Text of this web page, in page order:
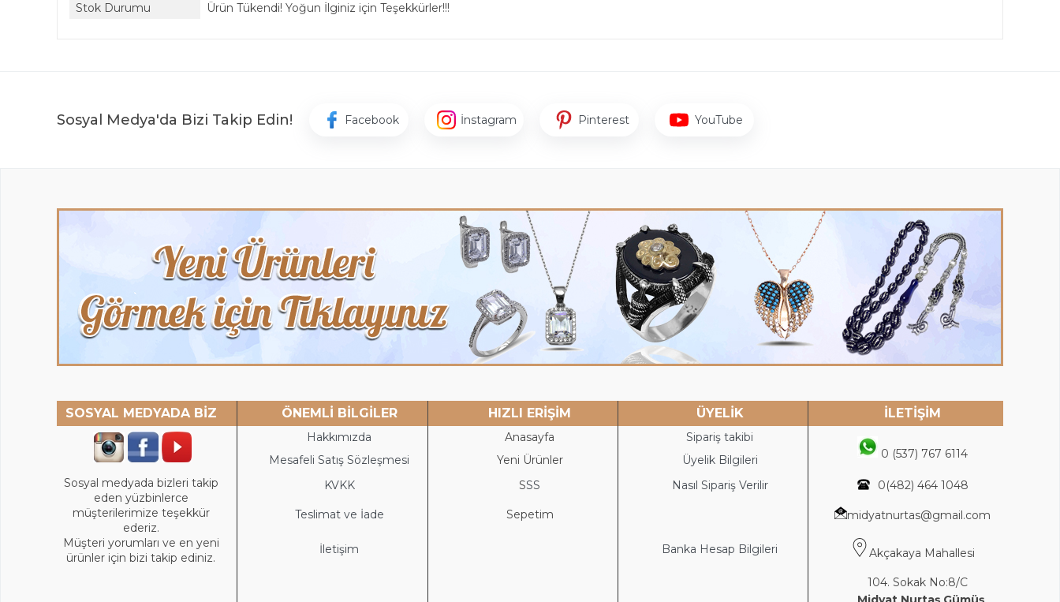
Stok Durumu
Ürün Tükendi! Yoğun İlginiz için Teşekkürler!!!
Sosyal Medya'da Bizi Takip Edin! Facebook İnstagram Pinterest YouTube
SOSYAL MEDYADA BİZ ÖNEMLİ BİLGİLER HIZLI ERİŞİM ÜYELİK İLETİŞİM
Hakkımızda Anasayfa
Sipariş takibi
0 (537) 767 6114
Mesafeli Satış Sözleşmesi Yeni Ürünler
Üyelik Bilgileri
Sosyal medyada bizleri takip
eden yüzbinlerce
müşterilerimize teşekkür
ederiz.
Müşteri yorumları ve en yeni
ürünler için bizi takip ediniz.
KVKK SSS Nasıl Sipariş Verilir 0(482) 464 1048
Teslimat ve İade Sepetim midyatnurtas@gmail.com
İletişim Banka Hesap Bilgileri Akçakaya Mahallesi
104. Sokak No:8/C